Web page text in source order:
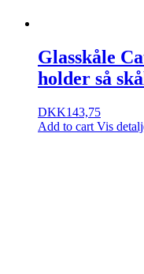
Glasskåle
holder så
DKK143,75
Add to cart Vis